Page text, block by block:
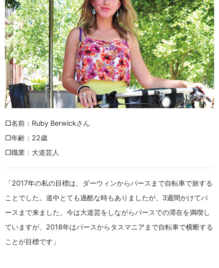
□名前：Ruby Berwickさん
□年齢：22歳
□職業：大道芸人
「2017年の私の目標は、ダーウィンからパースまで自転車で旅する
ことでした。道中とても過酷な時もありましたが、3週間かけてパ
ースまで来ました。今は大道芸をしながらパースでの滞在を満喫し
ていますが、2018年はパースからタスマニアまで自転車で横断する
ことが目標です」